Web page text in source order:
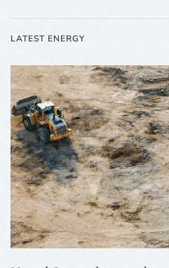
LATEST ENERGY